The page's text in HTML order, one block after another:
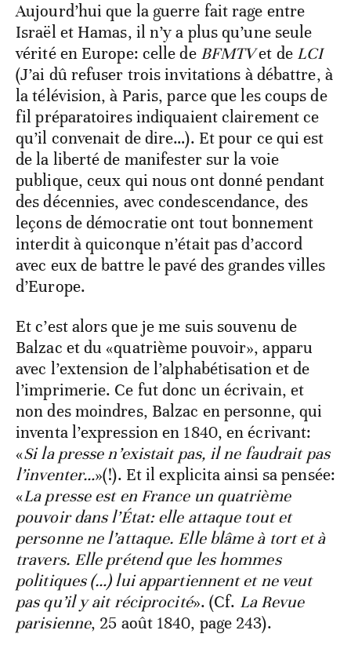
Aujourd’hui que la guerre fait rage entre
Israël et Hamas, il n’y a plus qu’une seule
vérité en Europe: celle de BFMTVet de LCI
(J’ai dû refuser trois invitations à débattre, à
la télévision, à Paris, parce que les coups de
fil préparatoires indiquaient clairement ce
qu’il convenait de dire…). Et pour ce qui est
de la liberté de manifester sur la voie
publique, ceux qui nous ont donné pendant
des décennies, avec condescendance, des
leçons de démocratie ont tout bonnement
interdit à quiconque n’était pas d’accord
avec eux de battre le pavé des grandes villes
d’Europe.
Et c’est alors que je me suis souvenu de
Balzac et du «quatrième pouvoir», apparu
avec l’extension de l’alphabétisation et de
l’imprimerie. Ce fut donc un écrivain, et
non des moindres, Balzac en personne, qui
inventa l’expression en 1840, en écrivant:
«Si la presse n’existait pas, il ne faudrait pas
l’inventer…»(!). Et il explicita ainsi sa pensée:
«La presse est en France un quatrième
pouvoir dans l’État: elle attaque tout et
personne ne l’attaque. Elle blâme à tort et à
travers. Elle prétend que les hommes
politiques (…) lui appartiennent et ne veut
pas qu’il y ait réciprocité». (Cf. La Revue
parisienne, 25 août 1840, page 243).